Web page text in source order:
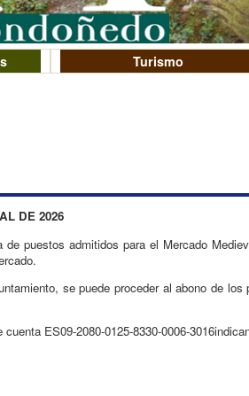
Turismo
DE 2026
puestos admitidos para el Mercado
se puede proceder al abono de
ES09-2080-0125-8330-0006-